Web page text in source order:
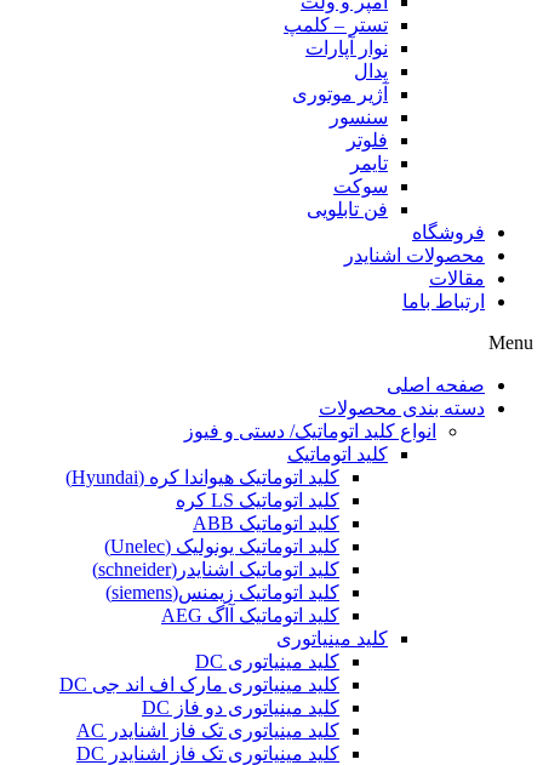
تستر – کلمپ
نوار آپارات
پدال
آژیر موتوری
سنسور
فلوتر
تایمر
سوکت
فن تابلویی
فروشگاه
محصولات اشنایدر
مقالات
ارتباط باما
Menu
صفحه اصلی
دسته بندی محصولات
انواع کلید اتوماتیک/ دستی و فیوز
کلید اتوماتیک
کلید اتوماتیک هیواندا کره (Hyundai)
کلید اتوماتیک LS کره
کلید اتوماتیک ABB
کلید اتوماتیک یونولیک (Unelec)
کلید اتوماتیک اشنایدر(schneider)
کلید اتوماتیک زیمنس(siemens)
کلید اتوماتیک آاگ AEG
کلید مینیاتوری
کلید مینیاتوری DC
کلید مینیاتوری مارک اف اند جی DC
کلید مینیاتوری دو فاز DC
کلید مینیاتوری تک فاز اشنایدر AC
کلید مینیاتوری تک فاز اشنایدر DC